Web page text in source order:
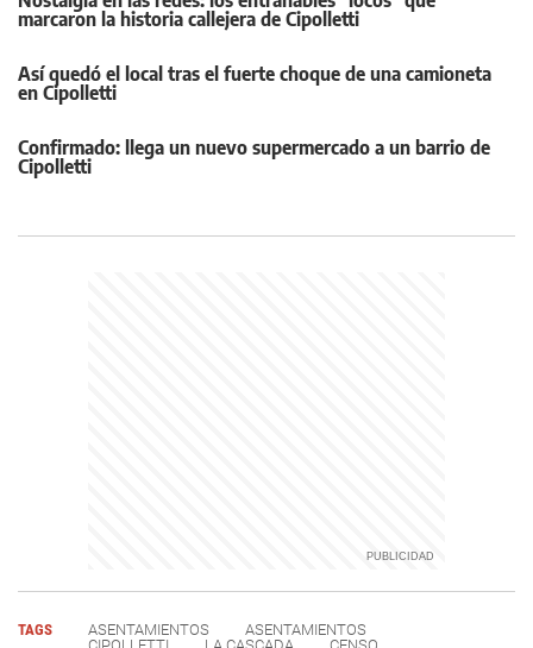
marcaron la historia callejera de Cipolletti
Así quedó el local tras el fuerte choque de una camioneta
en Cipolletti
Confirmado: llega un nuevo supermercado a un barrio de
Cipolletti
TAGS ASENTAMIENTOS
ASENTAMIENTOS